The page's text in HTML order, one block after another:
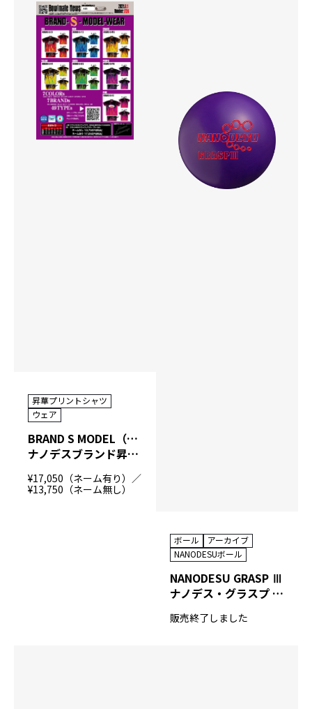
昇華プリントシャツ
ウェア
BRAND S MODEL（NANODESU）
ナノデスブランド昇華プリントシャツ
¥17,050（ネーム有り）／
¥13,750（ネーム無し）
ボール
アーカイブ
NANODESUボール
NANODESU GRASP Ⅲ
ナノデス・グラスプ スリー
販売終了しました